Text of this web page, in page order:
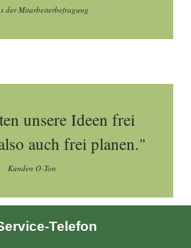
der Mitarbeiterbefragung
unsere Ideen frei
auch frei planen."
Kunden O-Ton
Telefon